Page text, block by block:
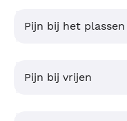
Pijn bij het plassen
Pijn bij vrijen